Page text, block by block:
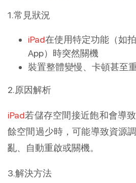
1.常見狀況
iPad在使用特定功能（如
App）時突然關機
裝置整體變慢、卡頓甚至
2.原因解析
iPad若儲存空間接近飽和會導
餘空間過少時，可能導致資源
亂、自動重啟或關機。
3.解決方法